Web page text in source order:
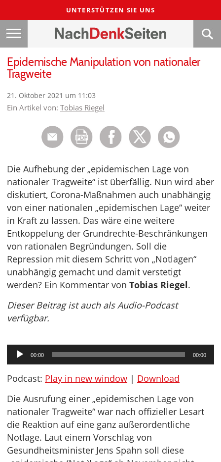
UNTERSTÜTZEN SIE UNS
Epidemische Manipulation von nationaler
Tragweite
21. Oktober 2021 um 11:03
Ein Artikel von: Tobias Riegel
Die Aufhebung der „epidemischen Lage von
nationaler Tragweite“ ist überfällig. Nun wird aber
diskutiert, Corona-Maßnahmen auch unabhängig
von einer nationalen „epidemischen Lage“ weiter
in Kraft zu lassen. Das wäre eine weitere
Entkoppelung der Grundrechte-Beschränkungen
von rationalen Begründungen. Soll die
Repression mit diesem Schritt von „Notlagen“
unabhängig gemacht und damit verstetigt
werden? Ein Kommentar von Tobias Riegel.
Dieser Beitrag ist auch als Audio-Podcast
verfügbar.
Audio-
Player
00:00 00:00
Podcast: Play in new window | Download
Die Ausrufung einer „epidemischen Lage von
nationaler Tragweite“ war nach offizieller Lesart
die Reaktion auf eine ganz außerordentliche
Notlage. Laut einem Vorschlag von
Gesundheitsminister Jens Spahn soll diese